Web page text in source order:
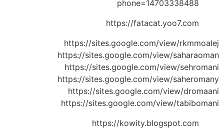
phone=14703338488
https://fatacat.yoo7.com
https://sites.google.com/view/rkmmoalej
https://sites.google.com/view/saharaoman
https://sites.google.com/view/sehromani
https://sites.google.com/view/saheromany
https://sites.google.com/view/dromaani
https://sites.google.com/view/tabibomani
https://kowity.blogspot.com